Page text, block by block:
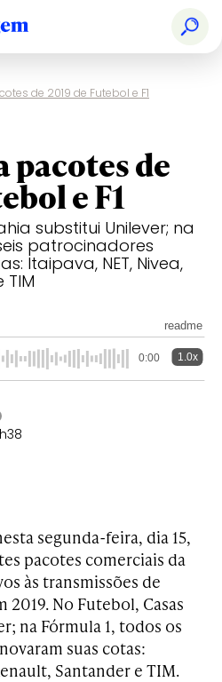
de 2019 de Futebol e F1
pacotes de
e F1
substitui Unilever; na
patrocinadores
Itaipava, NET, Nivea,
TIM
readme
0:00 1.0x
segunda-feira, dia 15,
pacotes comerciais da
às transmissões de
2019. No Futebol, Casas
na Fórmula 1, todos os
suas cotas:
Santander e TIM.